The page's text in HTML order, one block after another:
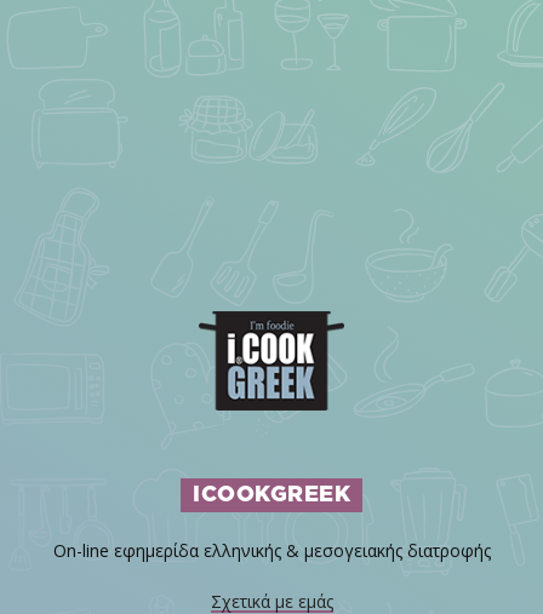
ICOOKGREEK
On-line εφημερίδα ελληνικής & μεσογειακής διατροφής
Σχετικά με εμάς